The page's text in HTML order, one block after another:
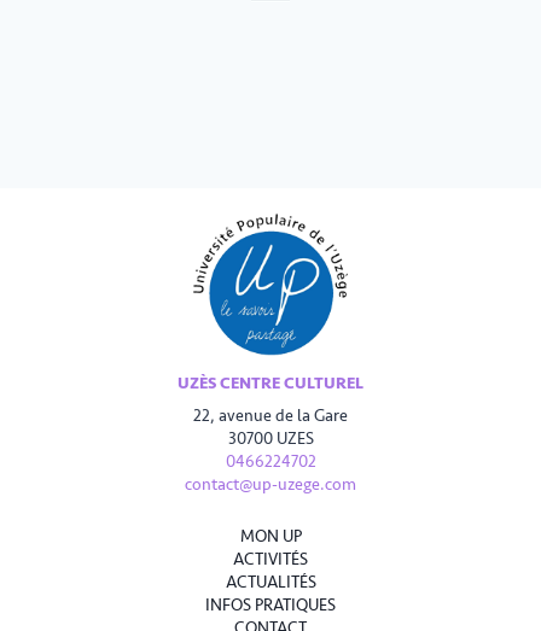
UZÈS CENTRE CULTUREL
22, avenue de la Gare
30700 UZES
0466224702
contact@up-uzege.com
MON UP
ACTIVITÉS
ACTUALITÉS
INFOS PRATIQUES